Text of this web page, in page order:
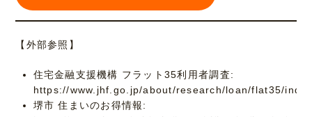
【外部参照】
住宅金融支援機構 フラット35利用者調査:
https://www.jhf.go.jp/about/research/loan/flat35/
堺市 住まいのお得情報: